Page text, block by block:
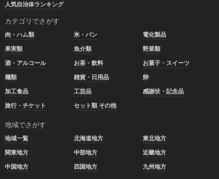
人気自治体ランキング
カテゴリでさがす
肉・ハム類 米・パン
電化製品
果実類
魚介類
野菜類
酒・アルコール
お茶・飲料
お菓子・スイーツ
麺類
雑貨・日用品
卵
加工食品
工芸品
感謝状・記念品
旅行・チケット
セット類 その他
地域でさがす
地域一覧 北海道地方
東北地方
関東地方
中部地方
近畿地方
中国地方
四国地方 九州地方